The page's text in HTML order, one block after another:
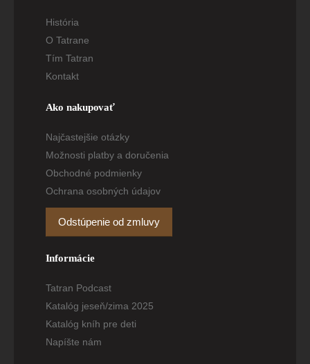
História
O Tatrane
Tím Tatran
Kontakt
Ako nakupovať
Najčastejšie otázky
Možnosti platby a doručenia
Obchodné podmienky
Ochrana osobných údajov
Odstúpenie od zmluvy
Informácie
Tatran Podcast
Katalóg jeseň/zima 2025
Katalóg kníh pre deti
Napíšte nám